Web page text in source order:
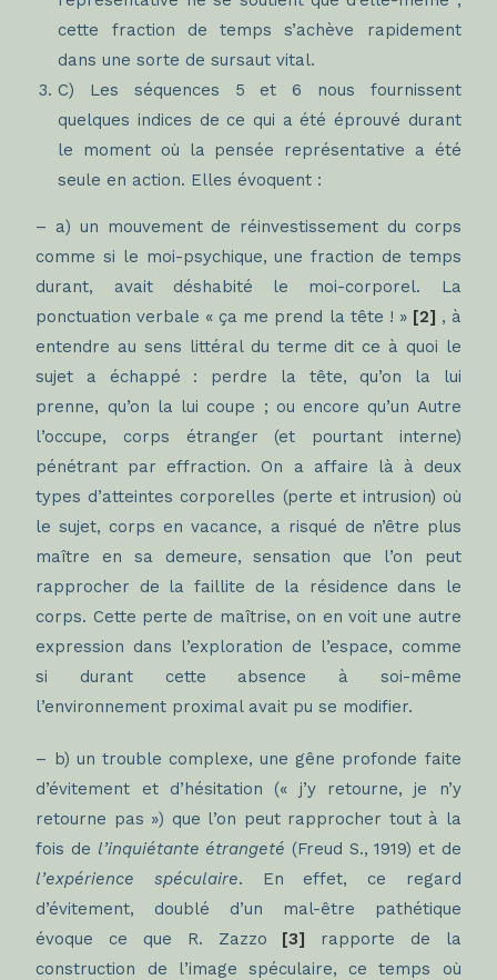
cette fraction de temps s’achève rapidement
dans une sorte de sursaut vital.
C) Les séquences 5 et 6 nous fournissent
quelques indices de ce qui a été éprouvé durant
le moment où la pensée représentative a été
seule en action. Elles évoquent :
– a) un mouvement de réinvestissement du corps
comme si le moi-psychique, une fraction de temps
durant, avait déshabité le moi-corporel. La
ponctuation verbale « ça me prend la tête ! » [2] , à
entendre au sens littéral du terme dit ce à quoi le
sujet a échappé : perdre la tête, qu’on la lui
prenne, qu’on la lui coupe ; ou encore qu’un Autre
l’occupe, corps étranger (et pourtant interne)
pénétrant par effraction. On a affaire là à deux
types d’atteintes corporelles (perte et intrusion) où
le sujet, corps en vacance, a risqué de n’être plus
maître en sa demeure, sensation que l’on peut
rapprocher de la faillite de la résidence dans le
corps. Cette perte de maîtrise, on en voit une autre
expression dans l’exploration de l’espace, comme
si durant cette absence à soi-même
l’environnement proximal avait pu se modifier.
– b) un trouble complexe, une gêne profonde faite
d’évitement et d’hésitation (« j’y retourne, je n’y
retourne pas ») que l’on peut rapprocher tout à la
fois de l’inquiétante étrangeté (Freud S., 1919) et de
l’expérience spéculaire. En effet, ce regard
d’évitement, doublé d’un mal-être pathétique
évoque ce que R. Zazzo [3] rapporte de la
construction de l’image spéculaire, ce temps où